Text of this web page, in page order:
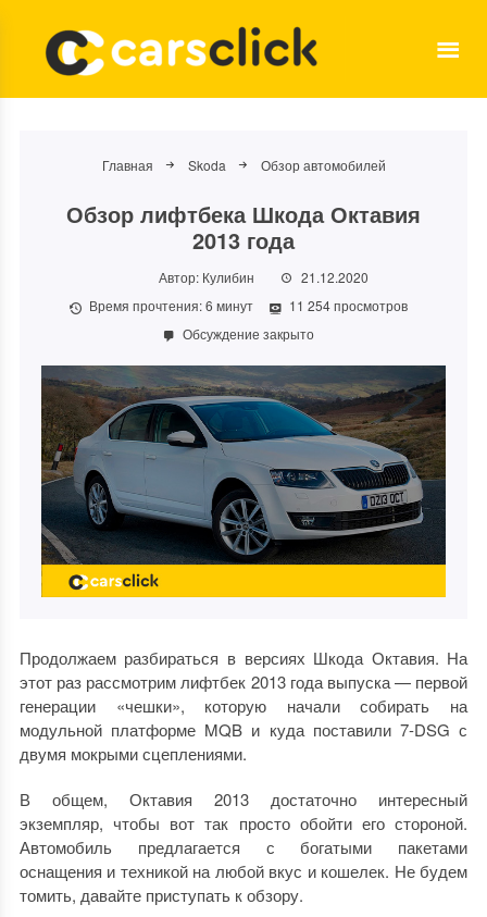
Главная Skoda Обзор автомобилей
Обзор лифтбека Шкода Октавия
2013 года
Автор: Кулибин
21.12.2020
Время прочтения:6 минут
11 254 просмотров
Обсуждение закрыто
Продолжаем разбираться в версиях Шкода Октавия. На
этот раз рассмотрим лифтбек 2013 года выпуска — первой
генерации «чешки», которую начали собирать на
модульной платформе MQB и куда поставили 7-DSG с
двумя мокрыми сцеплениями.
В общем, Октавия 2013 достаточно интересный
экземпляр, чтобы вот так просто обойти его стороной.
Автомобиль предлагается с богатыми пакетами
оснащения и техникой на любой вкус и кошелек. Не будем
томить, давайте приступать к обзору.